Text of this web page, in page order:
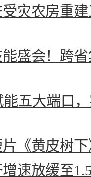
灾农房重
盛会！跨
五大端口
《黄皮树
速放缓至